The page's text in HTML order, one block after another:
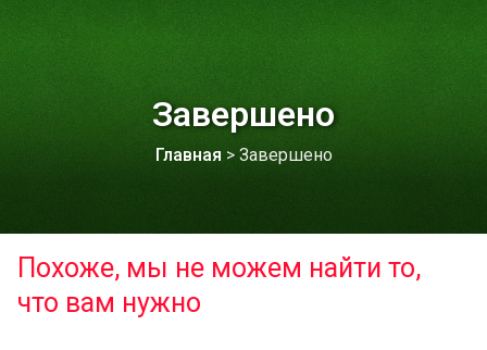
Завершено
Главная > Завершено
Похоже, мы не можем найти то,
что вам нужно